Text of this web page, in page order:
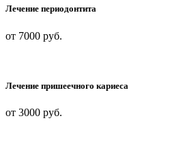
Лечение периодонтита
от 7000 руб.
Лечение пришеечного кариеса
от 3000 руб.